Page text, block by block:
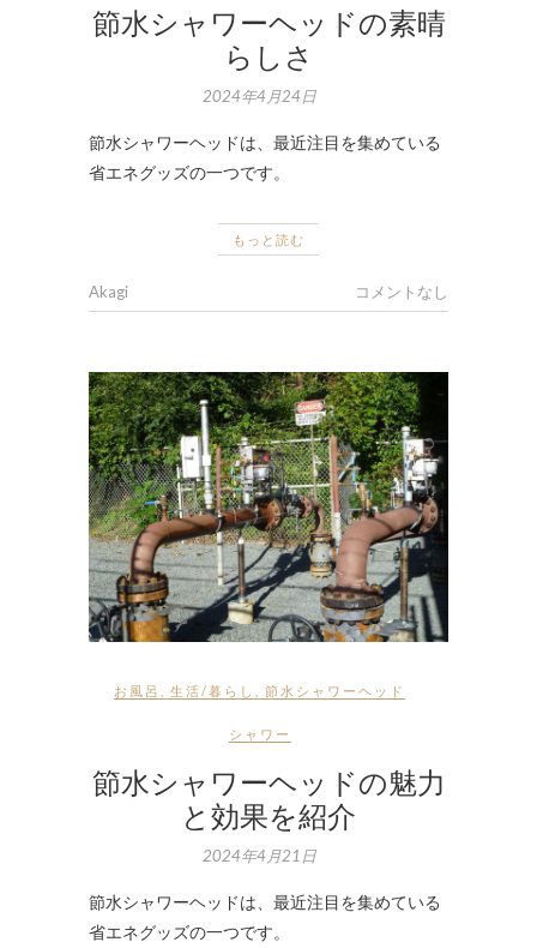
節水シャワーヘッドの素晴
らしさ
2024年4月24日
節水シャワーヘッドは、最近注目を集めている
省エネグッズの一つです。
もっと読む
Akagi コメントなし
お風呂 生活/暮らし 節水シャワーヘッド
シャワー
節水シャワーヘッドの魅力
と効果を紹介
2024年4月21日
節水シャワーヘッドは、最近注目を集めている
省エネグッズの一つです。